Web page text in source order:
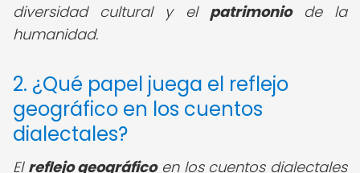
diversidad cultural y el patrimoniode la
humanidad.
2. ¿Qué papel juega el reflejo
geográfico en los cuentos
dialectales?
El reflejo geográficoen los cuentos dialectales